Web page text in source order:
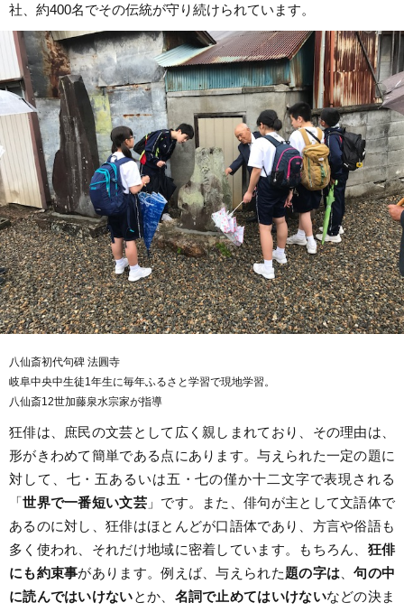
社、約400名でその伝統が守り続けられています。
八仙斎初代句碑 法圓寺
岐阜中央中生徒1年生に毎年ふるさと学習で現地学習。
八仙斎12世加藤泉水宗家が指導
狂俳は、庶民の文芸として広く親しまれており、その理由は、
形がきわめて簡単である点にあります。与えられた一定の題に
対して、七・五あるいは五・七の僅か十二文字で表現される
「世界で一番短い文芸」です。また、俳句が主として文語体で
あるのに対し、狂俳はほとんどが口語体であり、方言や俗語も
多く使われ、それだけ地域に密着しています。もちろん、 狂俳
にも約束事があります。例えば、与えられた題の字は 、句の中
に読んではいけないとか、 名詞で止めてはいけないなどの決ま